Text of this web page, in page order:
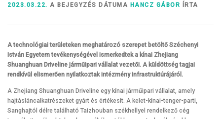
SZOLGÁLTATÁSOK ÉVFOLYAMOK
2023.03.22. A BEJEGYZÉS DÁTUMA HANCZ GÁBOR ÍRTA
A technológiai területeken meghatározó szerepet betöltő Széchenyi
István Egyetem tevékenységével ismerkedtek a kínai Zhejiang
Shuanghuan Driveline járműipari vállalat vezetői. A küldöttség tagjai
rendkívül elismerően nyilatkoztak intézmény infrastruktúrájáról.
A Zhejiang Shuanghuan Driveline egy kínai járműipari vállalat, amely
hajtásláncalkatrészeket gyárt és értékesít. A kelet-kínai-tenger-parti,
Sanghajtól délre található Taizhouban székhellyel rendelkező cég